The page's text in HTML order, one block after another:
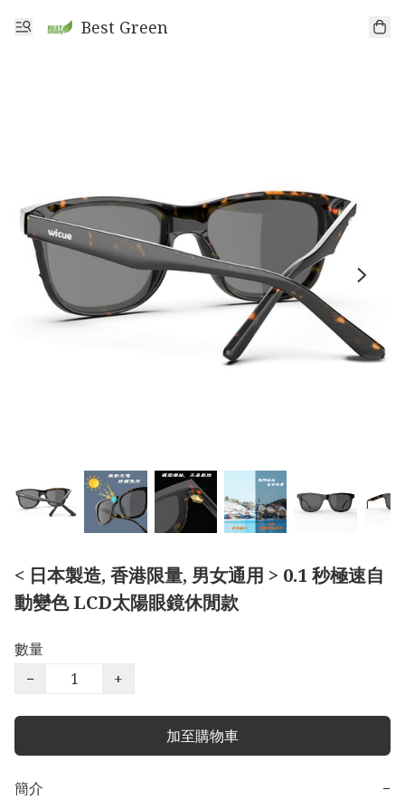
Best Green
< 日本製造, 香港限量, 男女通用 > 0.1 秒極速自
動變色 LCD太陽眼鏡休閒款
數量
−
+
加至購物車
簡介
−